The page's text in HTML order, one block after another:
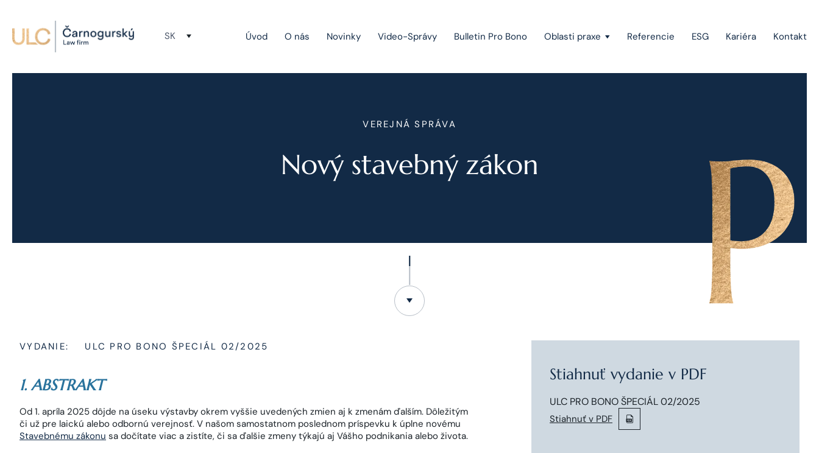
SK Úvod O nás Novinky Video-Správy Bulletin Pro Bono Oblasti praxe
Fúzie a akvizície
Právo obchodných spoločností
Referencie ESG Kariéra Kontakt
VEREJNÁ SPRÁVA
Nový stavebný zákon
VYDANIE: ULC PRO BONO ŠPECIÁL 02/2025
1. ABSTRAKT
Od 1. apríla 2025 dôjde na úseku výstavby okrem vyššie uvedených zmien aj k zmenám ďalším. Dôležitým
či už pre laickú alebo odbornú verejnosť. V našom samostatnom poslednom príspevku k úplne novému
Stavebnému zákonu sa dočítate viac a zistíte, či sa ďalšie zmeny týkajú aj Vášho podnikania alebo života.
Stiahnuť vydanie v PDF
ULC PRO BONO ŠPECIÁL 02/2025
Stiahnuť v PDF